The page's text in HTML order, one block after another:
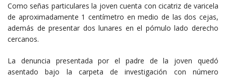
Como señas particulares la joven cuenta con cicatriz de varicela
de aproximadamente 1 centímetro en medio de las dos cejas,
además de presentar dos lunares en el pómulo lado derecho
cercanos.
La denuncia presentada por el padre de la joven quedó
asentado bajo la carpeta de investigación con número